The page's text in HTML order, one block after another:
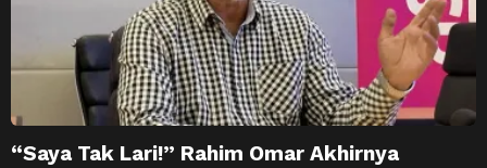
“Saya Tak Lari!” Rahim Omar Akhirnya